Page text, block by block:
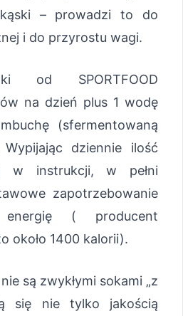
– prowadzi to do
i do przyrostu wagi.
od SPORTFOOD
na dzień plus 1 wodę
(sfermentowaną
dziennie ilość
w instrukcji, w pełni
zapotrzebowanie
( producent
około 1400 kalorii).
są zwykłymi sokami „z
się nie tylko jakością